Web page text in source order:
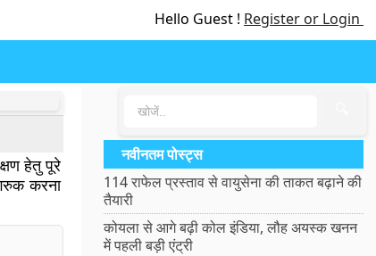
Hello Guest ! Register or Login
हेतु पूरे
करना
नवीनतम पोस्ट्स
114 राफेल प्रस्ताव से वायुसेना की ताकत बढ़ाने की
तैयारी
कोयला से आगे बढ़ी कोल इंडिया, लौह अयस्क खनन
में पहली बड़ी एंट्री